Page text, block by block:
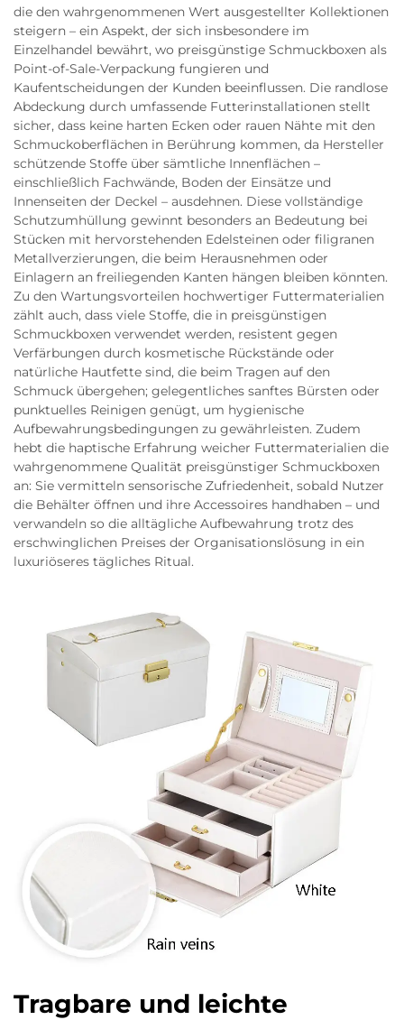
die den wahrgenommenen Wert ausgestellter Kollektionen
steigern – ein Aspekt, der sich insbesondere im
Einzelhandel bewährt, wo preisgünstige Schmuckboxen als
Point-of-Sale-Verpackung fungieren und
Kaufentscheidungen der Kunden beeinflussen. Die randlose
Abdeckung durch umfassende Futterinstallationen stellt
sicher, dass keine harten Ecken oder rauen Nähte mit den
Schmuckoberflächen in Berührung kommen, da Hersteller
schützende Stoffe über sämtliche Innenflächen –
einschließlich Fachwände, Boden der Einsätze und
Innenseiten der Deckel – ausdehnen. Diese vollständige
Schutzumhüllung gewinnt besonders an Bedeutung bei
Stücken mit hervorstehenden Edelsteinen oder filigranen
Metallverzierungen, die beim Herausnehmen oder
Einlagern an freiliegenden Kanten hängen bleiben könnten.
Zu den Wartungsvorteilen hochwertiger Futtermaterialien
zählt auch, dass viele Stoffe, die in preisgünstigen
Schmuckboxen verwendet werden, resistent gegen
Verfärbungen durch kosmetische Rückstände oder
natürliche Hautfette sind, die beim Tragen auf den
Schmuck übergehen; gelegentliches sanftes Bürsten oder
punktuelles Reinigen genügt, um hygienische
Aufbewahrungsbedingungen zu gewährleisten. Zudem
hebt die haptische Erfahrung weicher Futtermaterialien die
wahrgenommene Qualität preisgünstiger Schmuckboxen
an: Sie vermitteln sensorische Zufriedenheit, sobald Nutzer
die Behälter öffnen und ihre Accessoires handhaben – und
verwandeln so die alltägliche Aufbewahrung trotz des
erschwinglichen Preises der Organisationslösung in ein
luxuriöseres tägliches Ritual.
Tragbare und leichte